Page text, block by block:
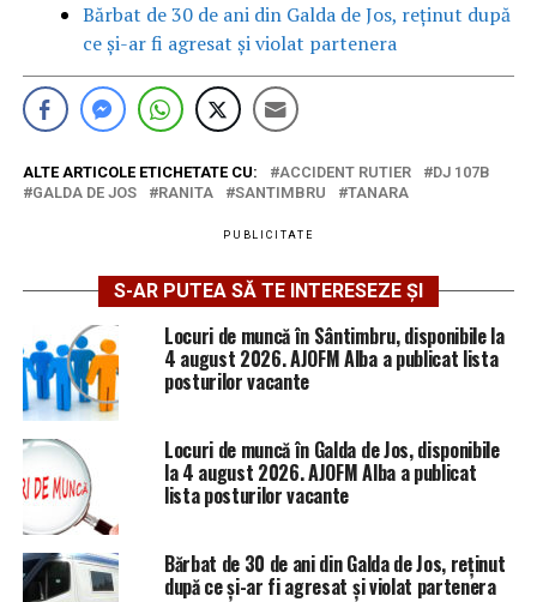
Bărbat de 30 de ani din Galda de Jos, reținut după
ce și-ar fi agresat și violat partenera
ALTE ARTICOLE ETICHETATE CU: ACCIDENT RUTIER
DJ 107B
GALDA DE JOS
RANITA SANTIMBRU TANARA
PUBLICITATE
S-AR PUTEA SĂ TE INTERESEZE ȘI
Locuri de muncă în Sântimbru, disponibile la
4 august 2026. AJOFM Alba a publicat lista
posturilor vacante
Locuri de muncă în Galda de Jos, disponibile
la 4 august 2026. AJOFM Alba a publicat
lista posturilor vacante
Bărbat de 30 de ani din Galda de Jos, reținut
după ce și-ar fi agresat și violat partenera